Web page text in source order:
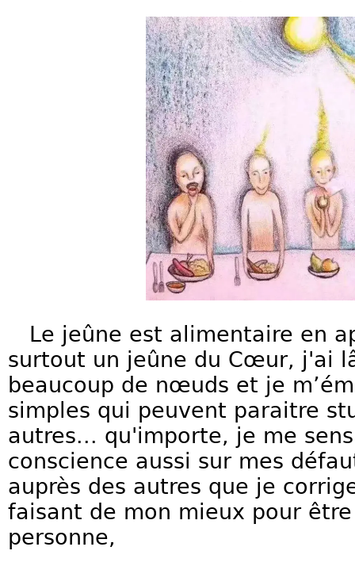
Le jeûne est alimentaire en
surtout un jeûne du Cœur, j'ai
beaucoup de nœuds et je
simples qui peuvent paraitre
autres... qu'importe, je me
conscience aussi sur mes
auprès des autres que je
faisant de mon mieux pour
personne,